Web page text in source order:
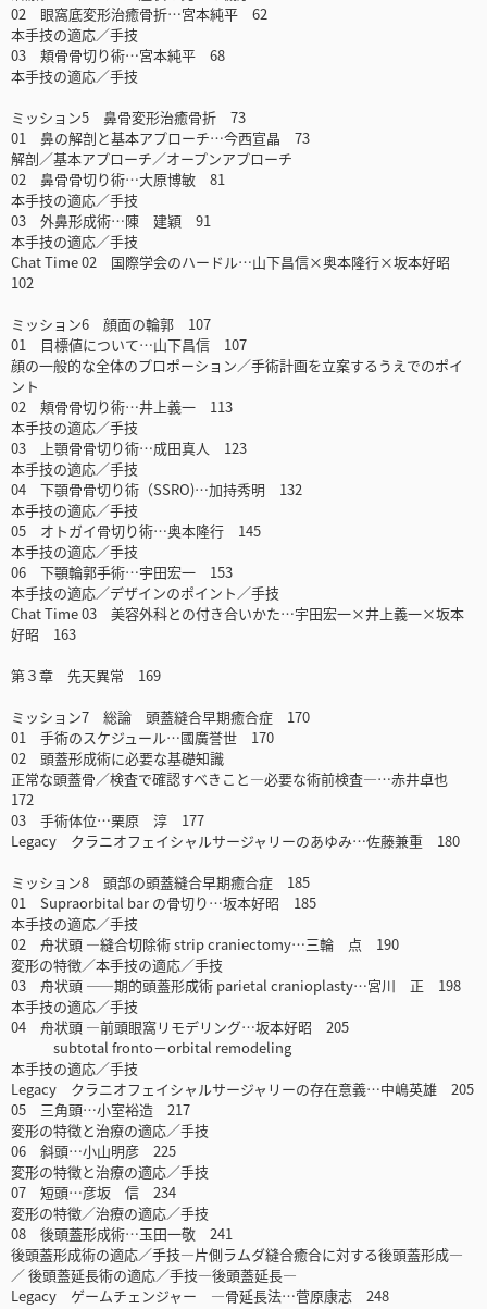
02 眼窩底変形治癒骨折…宮本純平 62
本手技の適応／手技
03 頬骨骨切り術…宮本純平 68
本手技の適応／手技
ミッション5 鼻骨変形治癒骨折 73
01 鼻の解剖と基本アプローチ…今西宣晶 73
解剖／基本アプローチ／オープンアプローチ
02 鼻骨骨切り術…大原博敏 81
本手技の適応／手技
03 外鼻形成術…陳 建穎 91
本手技の適応／手技
Chat Time 02 国際学会のハードル…山下昌信×奥本隆行×坂本好昭
102
ミッション6 顔面の輪郭 107
01 目標値について…山下昌信 107
顔の一般的な全体のプロポーション／手術計画を立案するうえでのポイ
ント
02 頬骨骨切り術…井上義一 113
本手技の適応／手技
03 上顎骨骨切り術…成田真人 123
本手技の適応／手技
04 下顎骨骨切り術（SSRO)…加持秀明 132
本手技の適応／手技
05 オトガイ骨切り術…奥本隆行 145
本手技の適応／手技
06 下顎輪郭手術…宇田宏一 153
本手技の適応／デザインのポイント／手技
Chat Time 03 美容外科との付き合いかた…宇田宏一×井上義一×坂本
好昭 163
第３章 先天異常 169
ミッション7 総論 頭蓋縫合早期癒合症 170
01 手術のスケジュール…國廣誉世 170
02 頭蓋形成術に必要な基礎知識
正常な頭蓋骨／検査で確認すべきこと―必要な術前検査―…赤井卓也
172
03 手術体位…栗原 淳 177
Legacy クラニオフェイシャルサージャリーのあゆみ…佐藤兼重 180
ミッション8 頭部の頭蓋縫合早期癒合症 185
01 Supraorbital bar の骨切り…坂本好昭 185
本手技の適応／手技
02 舟状頭 ―縫合切除術 strip craniectomy…三輪 点 190
変形の特徴／本手技の適応／手技
03 舟状頭 ――期的頭蓋形成術 parietal cranioplasty…宮川 正 198
本手技の適応／手技
04 舟状頭 ―前頭眼窩リモデリング…坂本好昭 205
subtotal fronto－orbital remodeling
本手技の適応／手技
Legacy クラニオフェイシャルサージャリーの存在意義…中嶋英雄 205
05 三角頭…小室裕造 217
変形の特徴と治療の適応／手技
06 斜頭…小山明彦 225
変形の特徴と治療の適応／手技
07 短頭…彦坂 信 234
変形の特徴／治療の適応／手技
08 後頭蓋形成術…玉田一敬 241
後頭蓋形成術の適応／手技―片側ラムダ縫合癒合に対する後頭蓋形成―
／ 後頭蓋延長術の適応／手技―後頭蓋延長―
Legacy ゲームチェンジャー ―骨延長法…菅原康志 248